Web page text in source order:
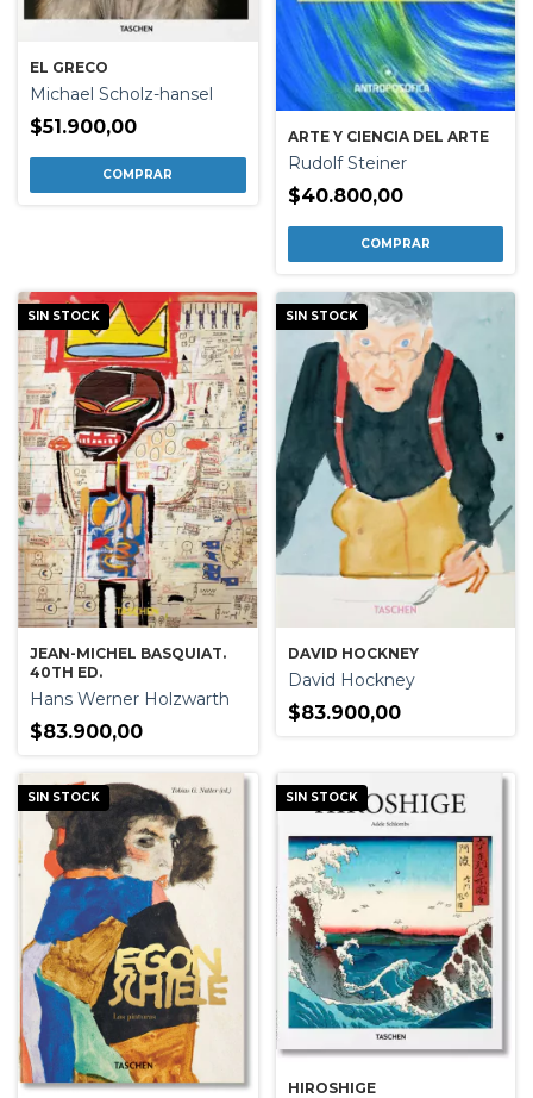
EL GRECO
Michael Scholz-hansel
$51.900,00 ARTE Y CIENCIA DEL ARTE
Rudolf Steiner
$40.800,00
SIN STOCK
JEAN-MICHEL BASQUIAT.
40TH ED.
Hans Werner Holzwarth
$83.900,00
SIN STOCK
DAVID HOCKNEY
David Hockney
$83.900,00
SIN STOCK SIN STOCK
HIROSHIGE